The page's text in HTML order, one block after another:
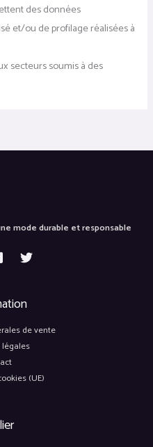
des données
et/ou de profilage réalisées à
secteurs soumis à des
mode durable et responsable
de vente
(UE)